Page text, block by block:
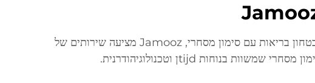
באמצעות מוצרים לבטחון בריאות עם סימון מסחרי, Jamooz מציעה שירותים של